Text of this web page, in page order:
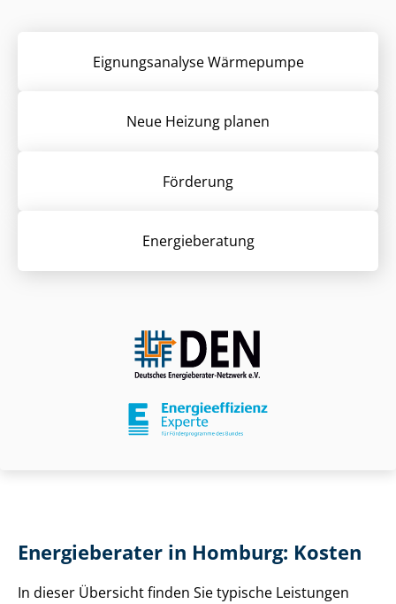
Eignungsanalyse Wärmepumpe
Neue Heizung planen
Förderung
Energieberatung
Energieberater in Homburg: Kosten
In dieser Übersicht finden Sie typische Leistungen